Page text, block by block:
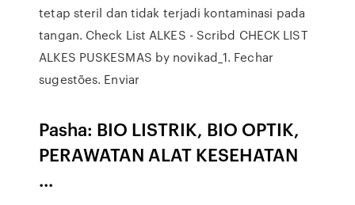
tetap steril dan tidak terjadi kontaminasi pada
tangan. Check List ALKES - Scribd CHECK LIST
ALKES PUSKESMAS by novikad_1. Fechar
sugestões. Enviar
Pasha: BIO LISTRIK, BIO OPTIK,
PERAWATAN ALAT KESEHATAN
...